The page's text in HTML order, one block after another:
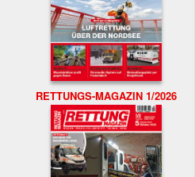
RETTUNGS-MAGAZIN 1/2026